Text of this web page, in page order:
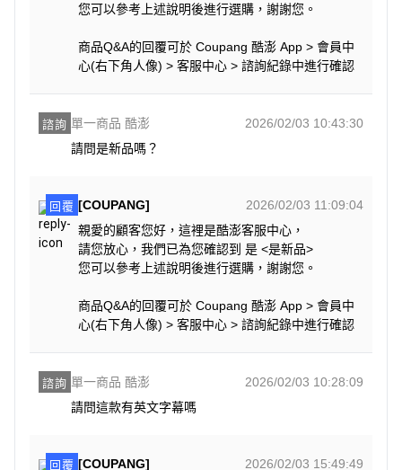
您可以參考上述說明後進行選購，謝謝您。
商品Q&A的回覆可於 Coupang 酷澎 App > 會員中
心(右下角人像) > 客服中心 > 諮詢紀錄中進行確認
諮詢 單一商品 酷澎
2026/02/03 10:43:30
請問是新品嗎？
回覆 [COUPANG]
2026/02/03 11:09:04
親愛的顧客您好，這裡是酷澎客服中心，
請您放心，我們已為您確認到 是 <是新品>
您可以參考上述說明後進行選購，謝謝您。
商品Q&A的回覆可於 Coupang 酷澎 App > 會員中
心(右下角人像) > 客服中心 > 諮詢紀錄中進行確認
諮詢 單一商品 酷澎
2026/02/03 10:28:09
請問這款有英文字幕嗎
回覆 [COUPANG] 2026/02/03 15:49:49